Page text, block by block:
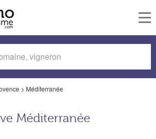
> Méditerranée
Méditerranée